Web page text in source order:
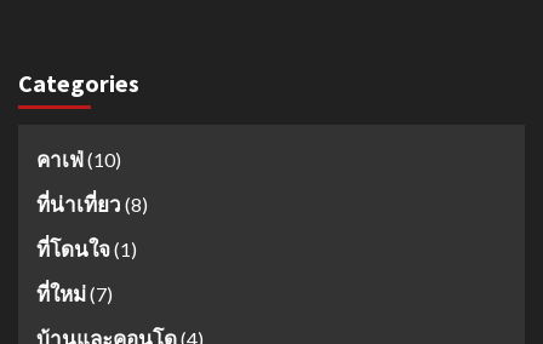
Categories
คาเฟ่ (10)
ที่น่าเที่ยว (8)
ที่โดนใจ(1)
ที่ใหม่(7)
บ้านและคอนโด(4)